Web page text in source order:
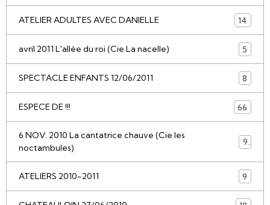
ATELIER ADULTES AVEC DANIELLE 14
avril 2011 L'allée du roi (Cie La nacelle) 5
SPECTACLE ENFANTS 12/06/2011 8
ESPECE DE !!! 66
6 NOV. 2010 La cantatrice chauve (Cie les
noctambules)
9
ATELIERS 2010-2011 9